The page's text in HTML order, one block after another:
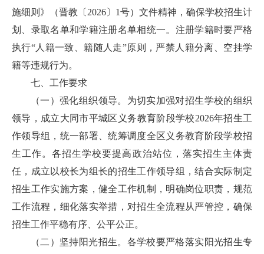
施细则》（晋教〔2026〕1号）文件精神，确保学校招生计
划、录取名单和学籍注册名单相统一。注册学籍时要严格
执行“人籍一致、籍随人走”原则，严禁人籍分离、空挂学
籍等违规行为。
七、工作要求
（一）强化组织领导。为切实加强对招生学校的组织
领导，成立大同市平城区义务教育阶段学校2026年招生工
作领导组，统一部署、统筹调度全区义务教育阶段学校招
生工作。各招生学校要提高政治站位，落实招生主体责
任，成立以校长为组长的招生工作领导组，结合实际制定
招生工作实施方案，健全工作机制，明确岗位职责，规范
工作流程，细化落实举措，对招生全流程从严管控，确保
招生工作平稳有序、公平公正。
（二）坚持阳光招生。各学校要严格落实阳光招生专